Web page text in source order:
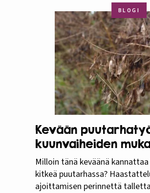
BLOGI
Kevään
kuunvaiheiden
Milloin tänä keväänä
kitkeä puutarhassa?
ajoittamisen perinnettä